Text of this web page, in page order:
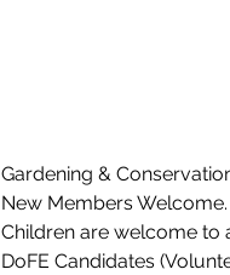
Gardening &
New Members
Children are welcome to
DoFE Candidates